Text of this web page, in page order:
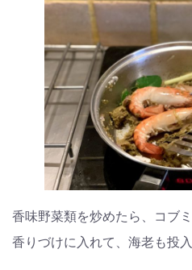
香味野菜類を炒めたら、コブ
香りづけに入れて、海老も投入